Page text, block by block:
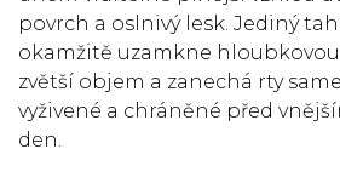
povrch a oslnivý lesk. Jediný
okamžitě uzamkne
zvětší objem a zanechá rty
vyživené a chráněné před
den.